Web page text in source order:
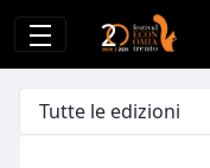
Vitale Fabio